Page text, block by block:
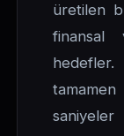
üretilen
finansal